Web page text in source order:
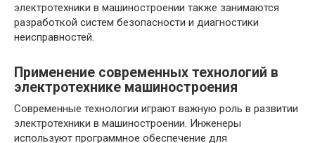
электротехники в машиностроении также занимаются
разработкой систем безопасности и диагностики
неисправностей.
Применение современных технологий в
электротехнике машиностроения
Современные технологии играют важную роль в развитии
электротехники в машиностроении. Инженеры
используют программное обеспечение для